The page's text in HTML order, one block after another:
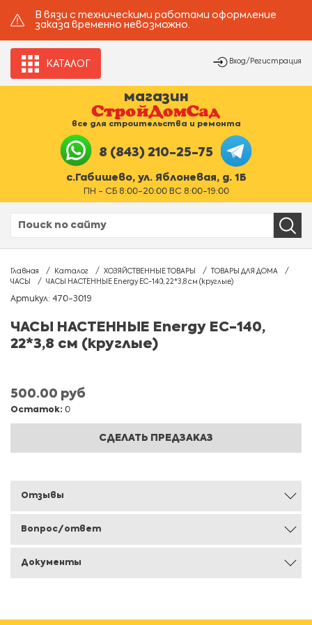
В вязи с техническими работами оформление
заказа временно невозможно.
КАТАЛОГ Вход/Регистрация
магазин
все для строительства и ремонта
8 (843) 210-25-75
с.Габишево, ул. Яблоневая, д. 1Б
ПН - СБ 8:00-20:00 ВС 8:00-19:00
Главная Каталог ХОЗЯЙСТВЕННЫЕ ТОВАРЫ
ТОВАРЫ ДЛЯ ДОМА
ЧАСЫ
ЧАСЫ НАСТЕННЫЕ Energy ЕС-140, 22*3,8 см (круглые)
Артикул: 470-3019
ЧАСЫ НАСТЕННЫЕ Energy ЕС-140,
22*3,8 см (круглые)
500.00 руб
Остаток: 0
СДЕЛАТЬ ПРЕДЗАКАЗ
Отзывы
Вопрос/ответ
Документы